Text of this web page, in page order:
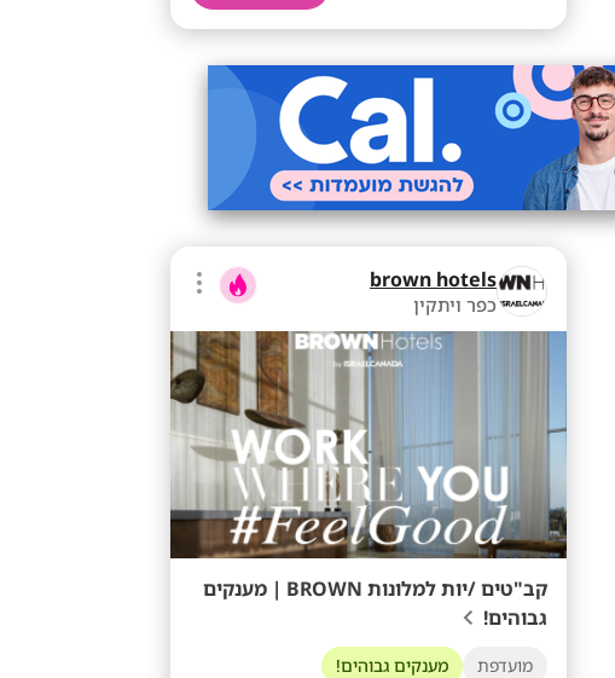
brown hotels
כפר ויתקין
קב"טים /יות למלונות BROWN | מענקים
גבוהים!
מועדפת מענקים גבוהים!